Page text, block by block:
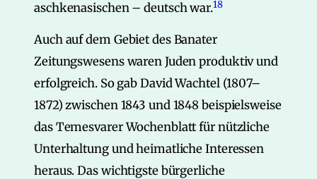
aschkenasischen – deutsch war.18
Auch auf dem Gebiet des Banater
Zeitungswesens waren Juden produktiv und
erfolgreich. So gab David Wachtel (1807–
1872) zwischen 1843 und 1848 beispielsweise
das Temesvarer Wochenblatt für nützliche
Unterhaltung und heimatliche Interessen
heraus. Das wichtigste bürgerliche